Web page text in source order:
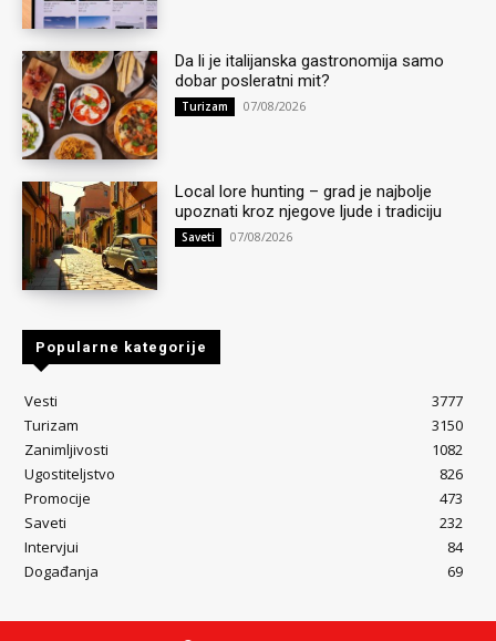
Da li je italijanska gastronomija samo
dobar posleratni mit?
Turizam 07/08/2026
Local lore hunting – grad je najbolje
upoznati kroz njegove ljude i tradiciju
Saveti 07/08/2026
Popularne kategorije
Vesti
3777
Turizam
3150
Zanimljivosti
1082
Ugostiteljstvo
826
Promocije
473
Saveti
232
Intervjui
84
Događanja
69